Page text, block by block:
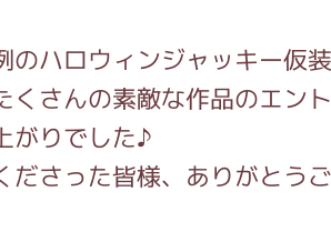
のハロウィンジャッキー仮
くさんの素敵な作品のエン
がりでした♪
ださった皆様、ありがとう